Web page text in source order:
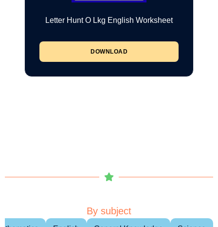
Letter Hunt O Lkg English Worksheet
DOWNLOAD
By subject